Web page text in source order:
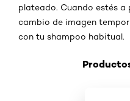
plateado. Cuando estés
cambio de imagen
con tu shampoo habitual.